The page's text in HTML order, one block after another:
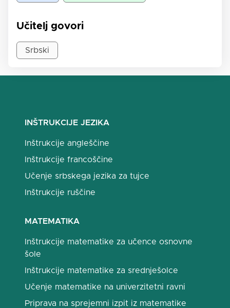
Učitelj govori
Srbski
INŠTRUKCIJE JEZIKA
Inštrukcije angleščine
Inštrukcije francoščine
Učenje srbskega jezika za tujce
Inštrukcije ruščine
MATEMATIKA
Inštrukcije matematike za učence osnovne
šole
Inštrukcije matematike za srednješolce
Učenje matematike na univerzitetni ravni
Priprava na sprejemni izpit iz matematike